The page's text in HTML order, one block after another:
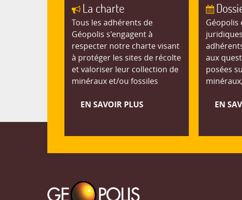
La charte
Tous les adhérents de
Géopolis s'engagent à
respecter notre charte visant
à protéger les sites de récolte
et valoriser leur collection de
minéraux et/ou fossiles
EN SAVOIR PLUS
Géopolis
aux
posées
EN